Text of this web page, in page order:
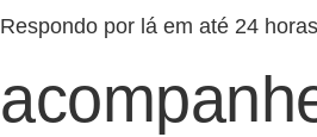
Respondo por lá em até 24